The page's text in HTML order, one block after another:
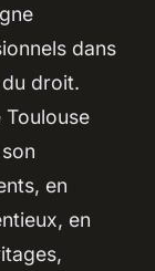
dans
droit.
en
en